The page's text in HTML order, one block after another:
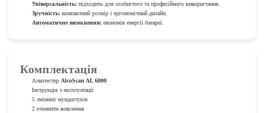
Універсальність:підходить для особистого та професійного використання.
Зручність:компактний розмір і ергономічний дизайн.
Автоматичне вимкнення:економія енергії батареї.
Комплектація
Алкотестер AlcoScan AL 6000
Інструкція з експлуатації
5 змінних мундштуків
2 елементи живлення